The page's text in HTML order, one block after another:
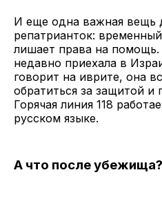
И еще одна важная вещь
репатрианток:
лишает права на
недавно приехала в
говорит на иврите, она
обратиться за защитой и
Горячая линия 118
русском языке.
А что после убежища?